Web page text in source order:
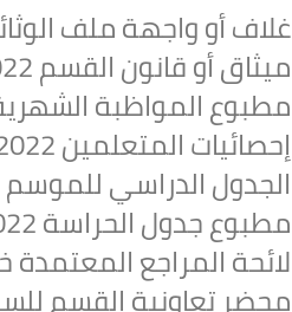
غلاف أو واجهة ملف
ميثاق أو قانون القسم 2022-2023
مطبوع المواظبة الشهرية 2022-
إحصائيات المتعلمين 2022-2023
الجدول الدراسي للموسم
مطبوع جدول الحراسة 2022-2023
لائحة المراجع المعتمدة
محضر تعاونية القسم للسنة